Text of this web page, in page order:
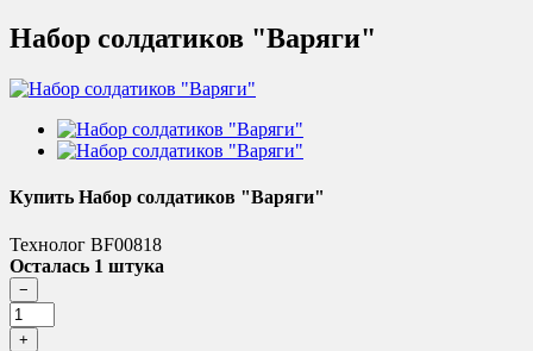
Набор солдатиков "Варяги"
Купить Набор солдатиков "Варяги"
Технолог BF00818
Осталась 1 штука